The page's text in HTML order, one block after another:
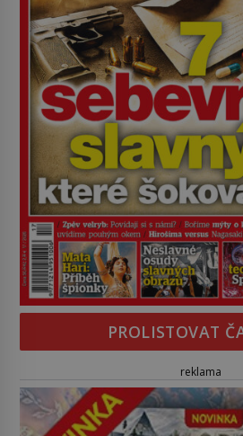
PROLISTOVAT
reklama